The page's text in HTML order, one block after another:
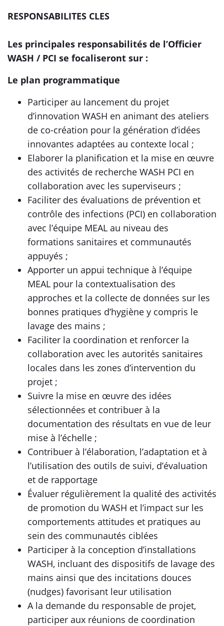
RESPONSABILITES CLES
Les principales responsabilités de l’Officier
WASH / PCI se focaliseront sur :
Le plan programmatique
Participer au lancement du projet
d’innovation WASH en animant des ateliers
de co-création pour la génération d’idées
innovantes adaptées au contexte local ;
Elaborer la planification et la mise en œuvre
des activités de recherche WASH PCI en
collaboration avec les superviseurs ;
Faciliter des évaluations de prévention et
contrôle des infections (PCI) en collaboration
avec l’équipe MEAL au niveau des
formations sanitaires et communautés
appuyés ;
Apporter un appui technique à l’équipe
MEAL pour la contextualisation des
approches et la collecte de données sur les
bonnes pratiques d’hygiène y compris le
lavage des mains ;
Faciliter la coordination et renforcer la
collaboration avec les autorités sanitaires
locales dans les zones d’intervention du
projet ;
Suivre la mise en œuvre des idées
sélectionnées et contribuer à la
documentation des résultats en vue de leur
mise à l’échelle ;
Contribuer à l’élaboration, l’adaptation et à
l’utilisation des outils de suivi, d’évaluation
et de rapportage
Évaluer régulièrement la qualité des activités
de promotion du WASH et l’impact sur les
comportements attitudes et pratiques au
sein des communautés ciblées
Participer à la conception d’installations
WASH, incluant des dispositifs de lavage des
mains ainsi que des incitations douces
(nudges) favorisant leur utilisation
A la demande du responsable de projet,
participer aux réunions de coordination